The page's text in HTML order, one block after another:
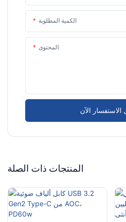
الكمية المطلوبة
المحتوى
الاستفسار الآن
المنتجات ذات الصلة